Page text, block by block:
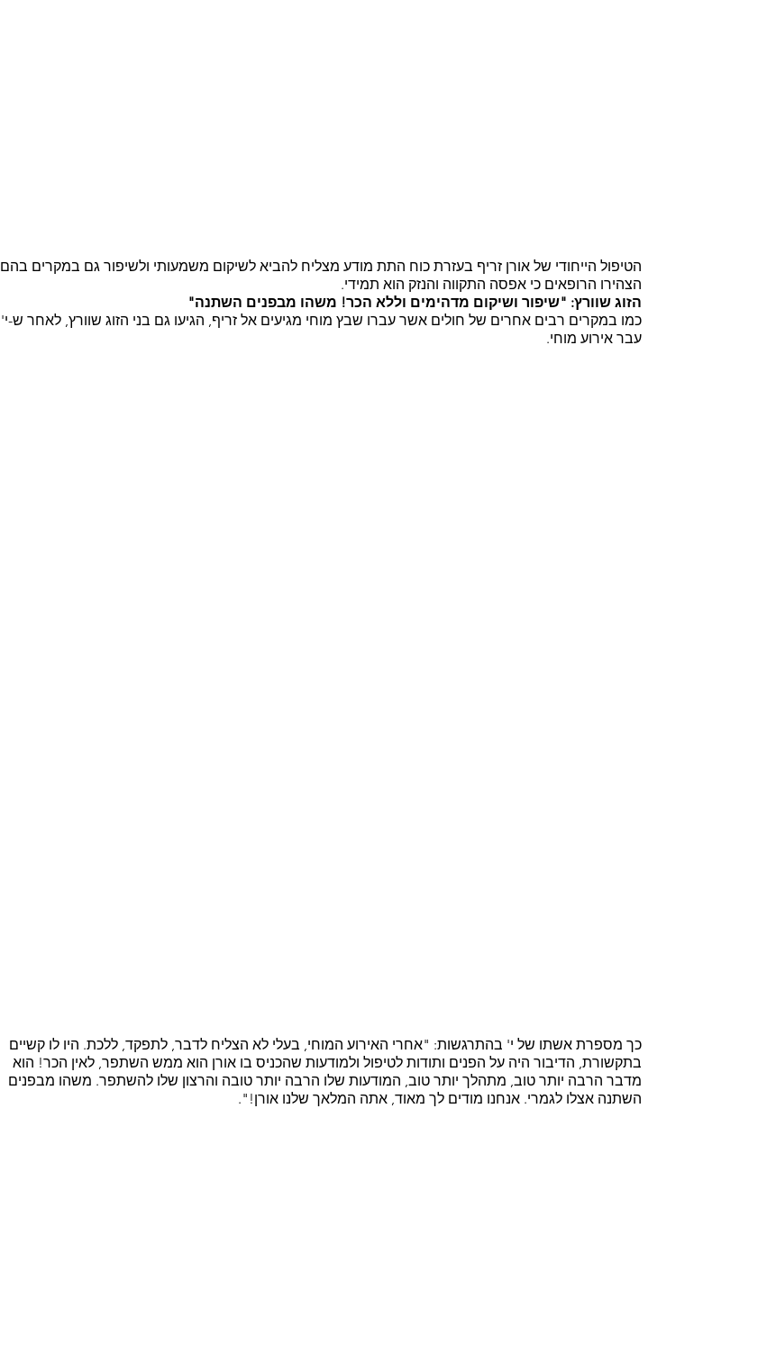
הטיפול הייחודי של אורן זריף בעזרת כוח התת מודע מצליח להביא לשיקום משמעותי ולשיפור גם במקרים בהם
הצהירו הרופאים כי אפסה התקווה והנזק הוא תמידי.
הזוג שוורץ: "שיפור ושיקום מדהימים וללא הכר! משהו מבפנים השתנה"
כמו במקרים רבים אחרים של חולים אשר עברו שבץ מוחי מגיעים אל זריף, הגיעו גם בני הזוג שוורץ, לאחר ש-י'
עבר אירוע מוחי.
כך מספרת אשתו של י' בהתרגשות: "אחרי האירוע המוחי, בעלי לא הצליח לדבר, לתפקד, ללכת. היו לו קשיים
בתקשורת, הדיבור היה על הפנים ותודות לטיפול ולמודעות שהכניס בו אורן הוא ממש השתפר, לאין הכר! הוא
מדבר הרבה יותר טוב, מתהלך יותר טוב, המודעות שלו הרבה יותר טובה והרצון שלו להשתפר. משהו מבפנים
השתנה אצלו לגמרי. אנחנו מודים לך מאוד, אתה המלאך שלנו אורן!".